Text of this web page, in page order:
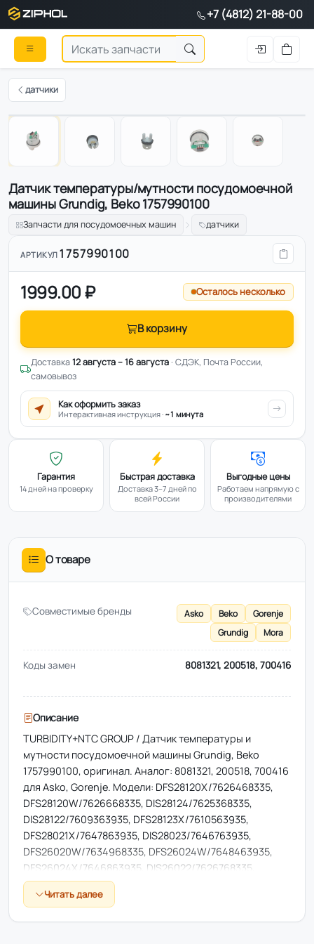
+7 (4812) 21-88-00
датчики
Оригинал
Датчик температуры/мутности посудомоечной
машины Grundig, Beko 1757990100
Запчасти для посудомоечных машин датчики
АРТИКУЛ 1757990100
1999.00 ₽ Осталось несколько
В корзину
Доставка12 августа – 16 августа · СДЭК, Почта России,
самовывоз
Как оформить заказ
Интерактивная инструкция · ~1 минута
Гарантия
14 дней на проверку
Быстрая доставка
Доставка 3–7 дней по
всей России
Выгодные цены
Работаем напрямую с
производителями
О товаре
Совместимые бренды Asko Beko
Gorenje
Grundig
Mora
Коды замен 8081321, 200518, 700416
Описание
TURBIDITY+NTC GROUP / Датчик температуры и
мутности посудомоечной машины Grundig, Beko
1757990100, оригинал. Аналог: 8081321, 200518, 700416
для Asko, Gorenje. Модели: DFS28120X/7626468335,
DFS28120W/7626668335, DIS28124/7625368335,
DIS28122/7609363935, DFS28123X/7610563935,
DFS28021X/7647863935, DIS28023/7646763935,
DFS26020W/7634968335, DFS26024W/7648463935,
DFS26024X/7646863935, DIS26022/7626768335,
DIS26021/7634068335, DIS26021/7647163935,
DIS26012/7635068335, D243UK, D3130DK, D3132AU,
Читать далее